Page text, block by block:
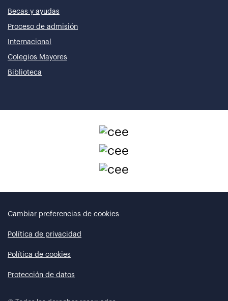
Becas y ayudas
Proceso de admisión
Internacional
Colegios Mayores
Biblioteca
Cambiar preferencias de cookies
Política de privacidad
Política de cookies
Protección de datos